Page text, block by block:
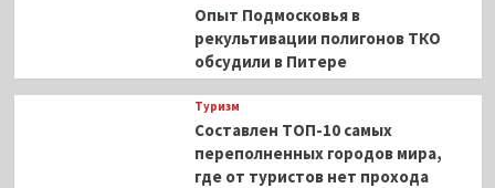
Опыт Подмосковья в
рекультивации полигонов ТКО
обсудили в Питере
Туризм
Составлен ТОП-10 самых
переполненных городов мира,
где от туристов нет прохода